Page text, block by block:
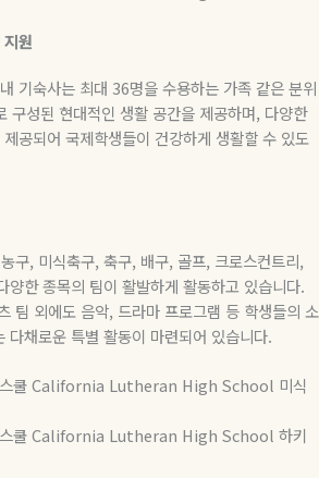
지원
기숙사는 최대 36명을 수용하는 가족 같은 분위
구성된 현대적인 생활 공간을 제공하며, 다양한
공되어 국제학생들이 건강하게 생활할 수 있도
농구, 미식축구, 축구, 배구, 골프, 크로스컨트리,
양한 종목의 팀이 활발하게 활동하고 있습니다.
팀 외에도 음악, 드라마 프로그램 등 학생들의 소
다채로운 특별 활동이 마련되어 있습니다.